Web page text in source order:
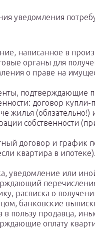
уведомления
написанное в
органы для
о праве на
подтверждающие
договор купли-
жилья (обязательно!)
собственности
договор и график
квартира в
уведомление или
расписка о
банковские
в пользу продавца,
оплату